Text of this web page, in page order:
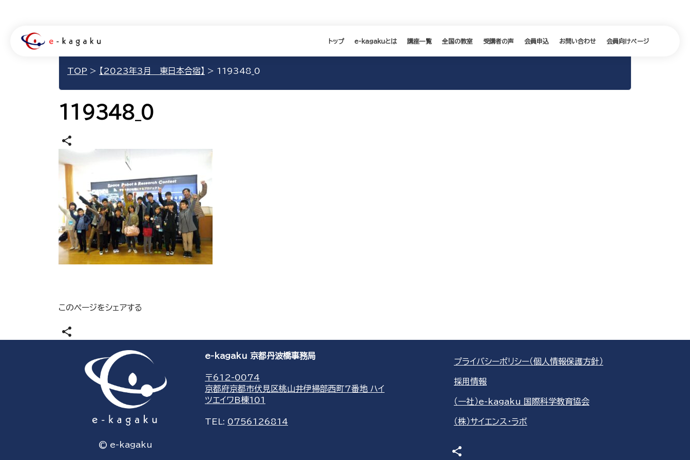
トップ e-kagakuとは 講座一覧 全国の教室 受講者の声 会員申込 お問い合わせ 会員向けページ
TOP > 【2023年3月 東日本合宿】 > 119348_0
119348_0
share
このページをシェアする
share
© e-kagaku
e-kagaku 京都丹波橋事務局
〒612-0074
京都府京都市伏見区桃山井伊掃部西町7番地 ハイ
ツエイワB棟101
TEL: 0756126814
プライバシーポリシー（個人情報保護方針）
採用情報
（一社）e-kagaku 国際科学教育協会
（株）サイエンス・ラボ
share